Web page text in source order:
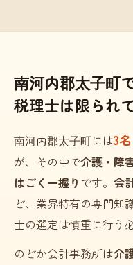
南河内郡太子町
税理士は限られ
南河内郡太子町には3名
が、その中で介護・障
はごく一握り です。 会
ど、業界特有の専門知
士の選定は慎重に行う
のどか会計事務所は介